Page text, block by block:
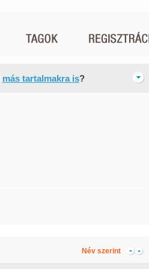
más tartalmakra is?
Név szerint